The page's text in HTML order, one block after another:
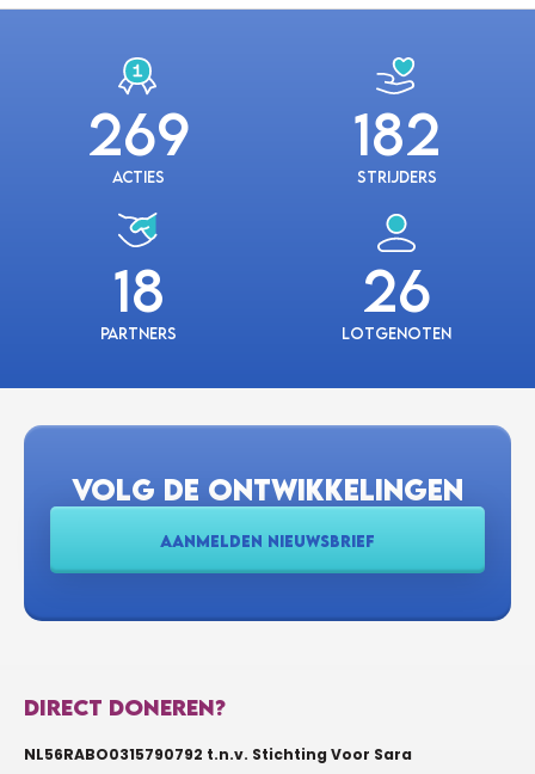
269
Acties
182
Strijders
18
Partners
26
Lotgenoten
VOLG DE ONTWIKKELINGEN
AANMELDEN NIEUWSBRIEF
DIRECT DONEREN?
NL56RABO0315790792 t.n.v. Stichting Voor Sara